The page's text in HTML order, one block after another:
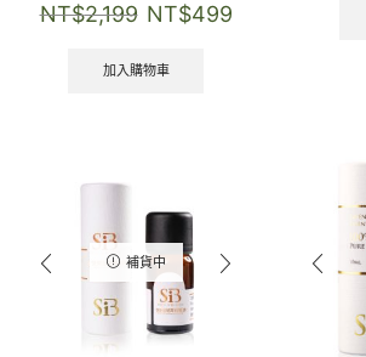
NT$2,199 NT$499
加入購物車
補貨中